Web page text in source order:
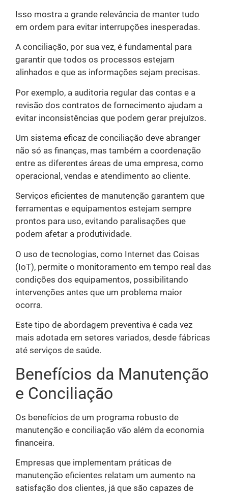
Isso mostra a grande relevância de manter tudo
em ordem para evitar interrupções inesperadas.
A conciliação, por sua vez, é fundamental para
garantir que todos os processos estejam
alinhados e que as informações sejam precisas.
Por exemplo, a auditoria regular das contas e a
revisão dos contratos de fornecimento ajudam a
evitar inconsistências que podem gerar prejuízos.
Um sistema eficaz de conciliação deve abranger
não só as finanças, mas também a coordenação
entre as diferentes áreas de uma empresa, como
operacional, vendas e atendimento ao cliente.
Serviços eficientes de manutenção garantem que
ferramentas e equipamentos estejam sempre
prontos para uso, evitando paralisações que
podem afetar a produtividade.
O uso de tecnologias, como Internet das Coisas
(IoT), permite o monitoramento em tempo real das
condições dos equipamentos, possibilitando
intervenções antes que um problema maior
ocorra.
Este tipo de abordagem preventiva é cada vez
mais adotada em setores variados, desde fábricas
até serviços de saúde.
Benefícios da Manutenção
e Conciliação
Os benefícios de um programa robusto de
manutenção e conciliação vão além da economia
financeira.
Empresas que implementam práticas de
manutenção eficientes relatam um aumento na
satisfação dos clientes, já que são capazes de